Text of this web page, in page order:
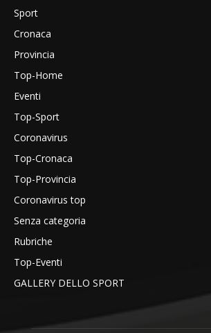
Sport
Cronaca
Provincia
Top-Home
Eventi
Top-Sport
Coronavirus
Top-Cronaca
Top-Provincia
Coronavirus top
Senza categoria
Rubriche
Top-Eventi
GALLERY DELLO SPORT